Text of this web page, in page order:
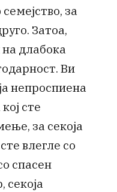
за
Затоа,
длабока
Ви
непроспиена
сте
за секоја
влегле со
спасен
секоја